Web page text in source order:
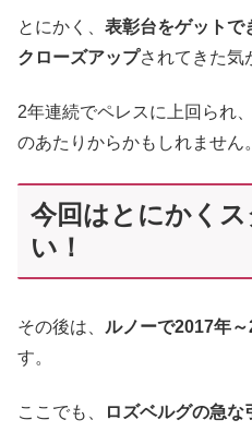
とにかく、 表彰台をゲットで
クローズアップされてきた気
2年連続でペレスに上回られ
のあたりからかもしれません。
今回はとにかく
い！
その後は、 ルノーで2017年
す。
ここでも、
ロズベルグの急な